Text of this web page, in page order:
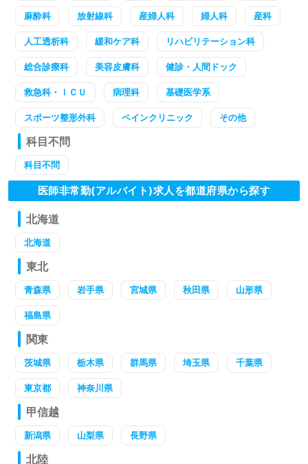
麻酔科 放射線科 産婦人科 婦人科 産科
人工透析科 緩和ケア科 リハビリテーション科
総合診療科 美容皮膚科 健診・人間ドック
救急科・ＩＣＵ 病理科 基礎医学系
スポーツ整形外科 ペインクリニック その他
科目不問
科目不問
医師非常勤(アルバイト)求人を都道府県から探す
北海道
北海道
東北
青森県 岩手県 宮城県 秋田県 山形県
福島県
関東
茨城県 栃木県 群馬県 埼玉県 千葉県
東京都 神奈川県
甲信越
新潟県 山梨県 長野県
北陸